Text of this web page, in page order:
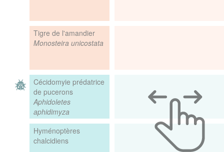
Tigre de l'amandier
Monosteira unicostata
Cécidomyie prédatrice
de pucerons
Aphidoletes
aphidimyza
Hyménoptères
chalcidiens